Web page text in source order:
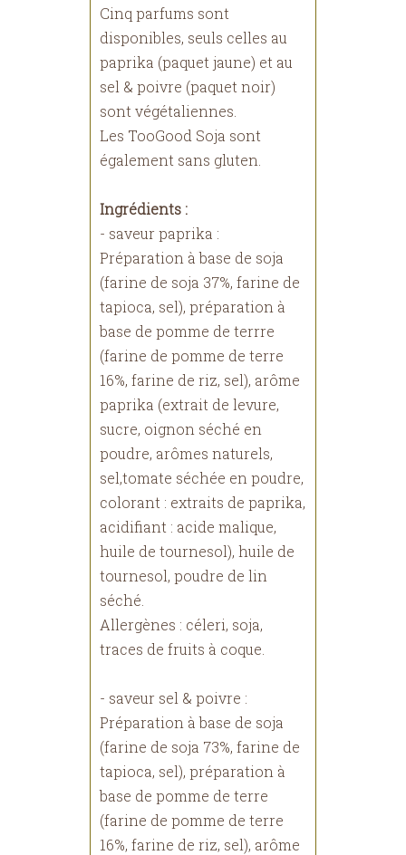
Cinq parfums sont
disponibles, seuls celles au
paprika (paquet jaune) et au
sel & poivre (paquet noir)
sont végétaliennes.
Les TooGood Soja sont
également sans gluten.
Ingrédients :
- saveur paprika :
Préparation à base de soja
(farine de soja 37%, farine de
tapioca, sel), préparation à
base de pomme de terrre
(farine de pomme de terre
16%, farine de riz, sel), arôme
paprika (extrait de levure,
sucre, oignon séché en
poudre, arômes naturels,
sel,tomate séchée en poudre,
colorant : extraits de paprika,
acidifiant : acide malique,
huile de tournesol), huile de
tournesol, poudre de lin
séché.
Allergènes : céleri, soja,
traces de fruits à coque.
- saveur sel & poivre :
Préparation à base de soja
(farine de soja 73%, farine de
tapioca, sel), préparation à
base de pomme de terre
(farine de pomme de terre
16%, farine de riz, sel), arôme